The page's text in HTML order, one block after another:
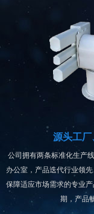
公司拥有两条标准化生产
办公室，产品迭代行业领
保障适应市场需求的专业
期，产品
源头工厂